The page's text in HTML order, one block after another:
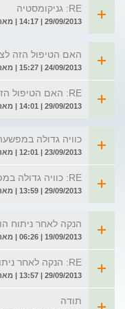
RE: גניקומסטיה
29/09/2013 | 14:17 | מאת: ד"ר יעקב זילר
האם הטיפול הזה
24/09/2013 | 15:27 | מאת: אנה
RE: האם הטיפול הזה לצלוליט כבר בשימוש בארץ?
29/09/2013 | 14:01 | מאת: ד"ר יעקב זילר
כוויה גדולה
23/09/2013 | 12:01 | מאת: אייל
RE: כוויה גדולה במפשעה
29/09/2013 | 13:59 | מאת: ד"ר יעקב זילר
הנקה לאחר ניתוח
19/09/2013 | 06:26 | מאת: עליזה
RE: הנקה לאחר ניתוח הוצאת פיטמות
29/09/2013 | 13:57 | מאת: ד"ר יעקב זילר
תודה